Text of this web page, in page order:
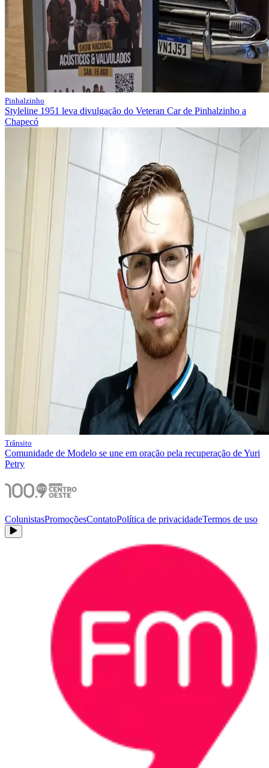
Pinhalzinho
Styleline 1951 leva divulgação do Veteran Car de Pinhalzinho a
Chapecó
Trânsito
Comunidade de Modelo se une em oração pela recuperação de Yuri
Petry
ColunistasPromoçõesContatoPolítica de privacidadeTermos de uso